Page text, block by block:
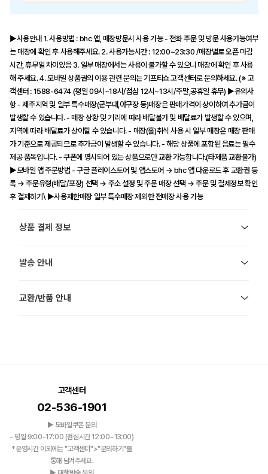
▶사용안내 1. 사용방법 : bhc 앱, 매장방문시 사용 가능 - 전화 주문 및 방문 사용가능여부
는 매장에 확인 후 사용해주세요. 2. 사용가능시간 : 12:00~23:30 /매장별로 오픈 마감
시간, 휴무일 차이있음 3. 일부 매장에서는 사용이 불가할 수 있으니 매장에 확인 후 사용
해 주세요. 4. 모바일 상품권의 이용 관련 문의는 기프티쇼 고객센터로 문의하세요. (※ 고
객센터 : 1588-6474 (평일 09시~18시/점심 12시~13시/주말,공휴일 휴무) ▶유의사
항 - 제주지역 및 일부 특수매장(군부대,야구장 등)매장은 판매가격이 상이하여 추가금이
발생할 수 있습니다. - 매장 상황 및 거리에 따라 배달불가 및 배달료가 발생할 수 있으며,
지역에 따라 배달료가 상이할 수 있습니다. - 매장(홀)취식 사용 시 일부 매장은 매장 판매
가 기준으로 제공되므로 추가금이 발생할 수 있습니다. - 해당 상품에 포함된 음료는 필수
제공 품목입니다. - 쿠폰에 명시되어 있는 상품으로만 교환 가능합니다.(타제품 교환불가)
▶모바일 앱 주문방법 - 구글 플레이스토어 및 앱스토어 → bhc 앱 다운로드 후 교환권 등
록 → 주문유형(배달/포장) 선택 → 주소 설정 및 주문 매장 선택 → 주문 및 결제정보 확인
후 결제하기\ ▶사용제한매장 일부 특수매장 제외한 전매장 사용 가능
상품 결제 정보
발송 안내
교환/반품 안내
고객센터
02-536-1901
▶ 모바일쿠폰 문의
- 평일 9:00-17:00 (점심시간 12:00~13:00)
*운영시간 이외에는 "고객센터">"문의하기"를
통해 남겨주세요.